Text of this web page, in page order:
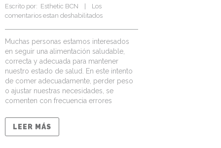
Escrito por: Esthetic BCN
Los
comentarios estan deshabilitados
Muchas personas estamos interesados
en seguir una alimentación saludable,
correcta y adecuada para mantener
nuestro estado de salud. En este intento
de comer adecuadamente, perder peso
o ajustar nuestras necesidades, se
comenten con frecuencia errores
LEER MÁS